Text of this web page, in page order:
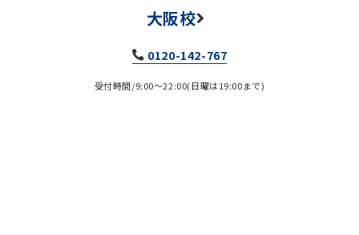
大阪校
0120-142-767
受付時間/9:00～22:00(日曜は19:00まで)